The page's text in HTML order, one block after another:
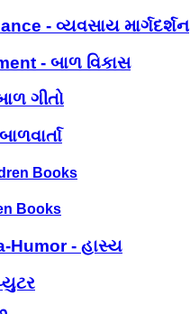
- વ્યવસાય માર્ગદર્શન
- બાળ વિકાસ
ગીતો
Books
Books
Humor - હાસ્ય